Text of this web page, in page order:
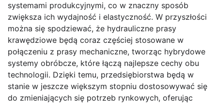
systemami produkcyjnymi, co w znaczny sposób
zwiększa ich wydajność i elastyczność. W przyszłości
można się spodziewać, że hydrauliczne prasy
krawędziowe będą coraz częściej stosowane w
połączeniu z prasy mechaniczne, tworząc hybrydowe
systemy obróbcze, które łączą najlepsze cechy obu
technologii. Dzięki temu, przedsiębiorstwa będą w
stanie w jeszcze większym stopniu dostosowywać się
do zmieniających się potrzeb rynkowych, oferując